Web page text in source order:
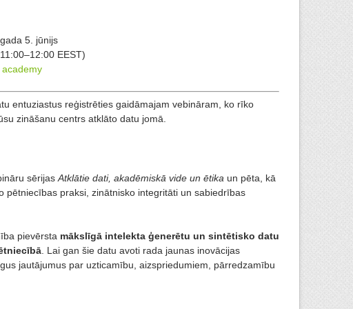
5. jūnijs
EEST)
entuziastus reģistrēties gaidāmajam vebināram, ko rīko
zināšanu centrs atklāto datu jomā.
sērijas Atklātie dati, akadēmiskā vide un ētika un pēta, kā
pētniecības praksi, zinātnisko integritāti un sabiedrības
pievērsta mākslīgā intelekta ģenerētu un sintētisko datu
. Lai gan šie datu avoti rada jaunas inovācijas
jautājumus par uzticamību, aizspriedumiem, pārredzamību